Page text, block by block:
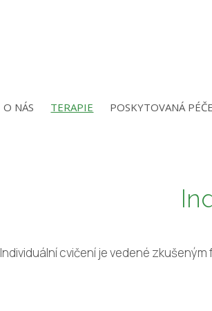
O NÁS TERAPIE POSKYTOVANÁ PÉČE
Individuální cvičení je vedené